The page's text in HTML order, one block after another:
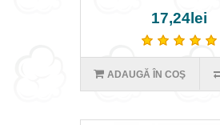
17,24lei
ADAUGĂ ÎN COŞ